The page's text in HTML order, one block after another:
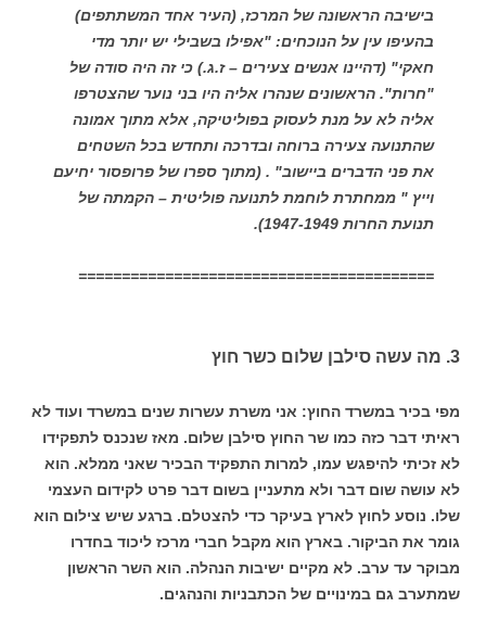
בישיבה הראשונה של המרכז, (העיר אחד המשתתפים)
בהעיפו עין על הנוכחים: "אפילו בשבילי יש יותר מדי
חאקי" (דהיינו אנשים צעירים – ז.ג.) כי זה היה סודה של
"חרות". הראשונים שנהרו אליה היו בני נוער שהצטרפו
אליה לא על מנת לעסוק בפוליטיקה, אלא מתוך אמונה
שהתנועה צעירה ברוחה ובדרכה ותחדש בכל השטחים
את פני הדברים ביישוב" . (מתוך ספרו של פרופסור יחיעם
וייץ " ממחתרת לוחמת לתנועה פוליטית – הקמתה של
תנועת החרות 1947-1949).
=========================================
3. מה עשה סילבן שלום כשר חוץ
מפי בכיר במשרד החוץ: אני משרת עשרות שנים במשרד ועוד לא
ראיתי דבר כזה כמו שר החוץ סילבן שלום. מאז שנכנס לתפקידו
לא זכיתי להיפגש עמו, למרות התפקיד הבכיר שאני ממלא. הוא
לא עושה שום דבר ולא מתעניין בשום דבר פרט לקידום העצמי
שלו. נוסע לחוץ לארץ בעיקר כדי להצטלם. ברגע שיש צילום הוא
גומר את הביקור. בארץ הוא מקבל חברי מרכז ליכוד בחדרו
מבוקר עד ערב. לא מקיים ישיבות הנהלה. הוא השר הראשון
שמתערב גם במינויים של הכתבניות והנהגים.